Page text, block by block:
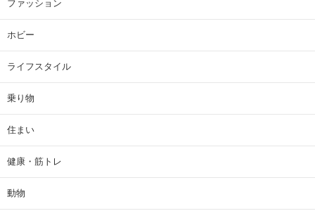
ファッション
ホビー
ライフスタイル
乗り物
住まい
健康・筋トレ
動物